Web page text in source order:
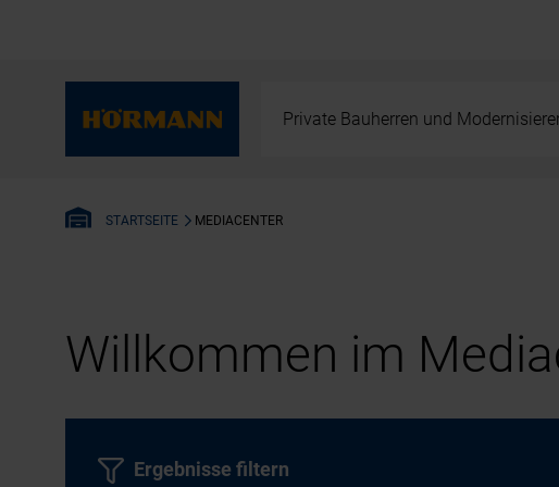
Private Bauherren und
STARTSEITE MEDIACENTER
Willkommen im
Ergebnisse filtern